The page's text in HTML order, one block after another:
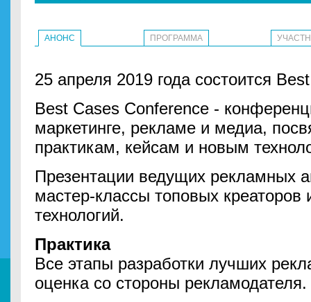
АНОНС ПРОГРАММА
25 апреля 2019 года состоится
Best Cases Conference -
маркетинге, рекламе и медиа,
практикам, кейсам и новым
Презентации ведущих рекламных
мастер-классы топовых
технологий.
Практика
Все этапы разработки лучших
оценка со стороны рекламодателя.